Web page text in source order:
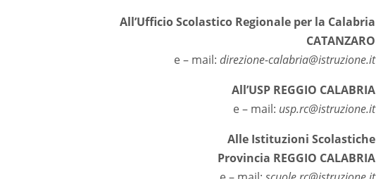
All’Ufficio Scolastico Regionale per la Calabria
CATANZARO
e – mail: direzione-calabria@istruzione.it
All’USP REGGIO CALABRIA
e – mail: usp.rc@istruzione.it
Alle Istituzioni Scolastiche
Provincia REGGIO CALABRIA